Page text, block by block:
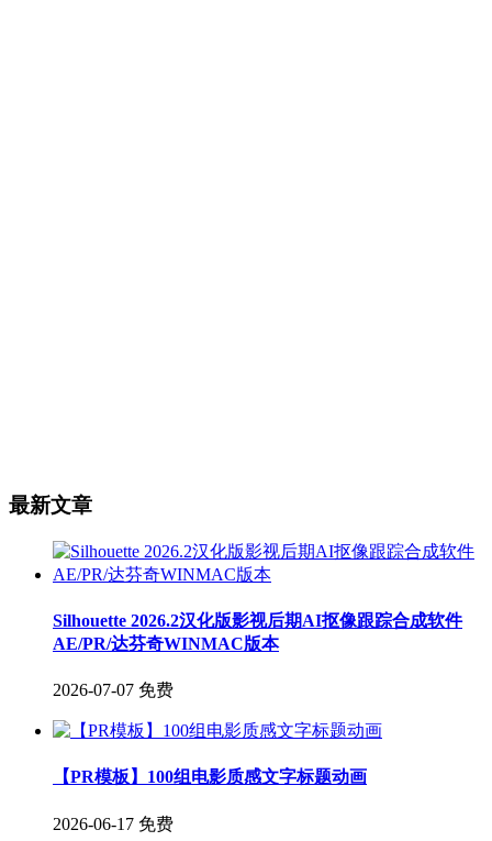
最新文章
Silhouette 2026.2汉化版影视后期AI抠像跟踪合成软件
AE/PR/达芬奇WINMAC版本
2026-07-07 免费
【PR模板】100组电影质感文字标题动画
2026-06-17 免费